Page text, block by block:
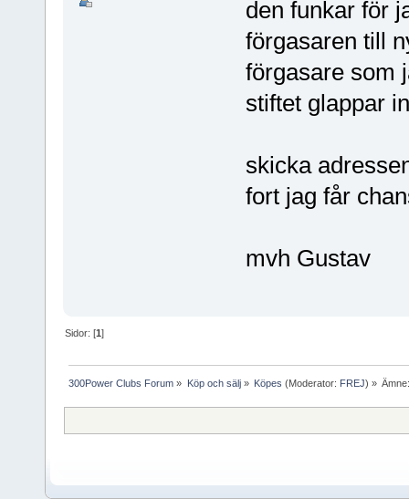
den funkar för
förgasaren till
förgasare som
stiftet glappar
skicka
fort jag får
mvh Gustav
Sidor: [1]
300Power Clubs Forum » Köp och sälj» Köpes (Moderator: FREJ) »